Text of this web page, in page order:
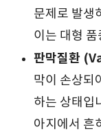
문제로 발생
이는 대형
판막질환
막이 손상되
하는 상태입
아지에서 흔